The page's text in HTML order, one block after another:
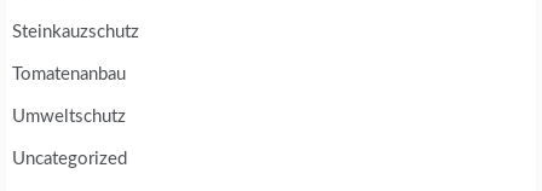
Steinkauzschutz
Tomatenanbau
Umweltschutz
Uncategorized